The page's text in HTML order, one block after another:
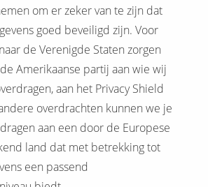
om er zeker van te zijn dat
goed beveiligd zijn. Voor
de Verenigde Staten zorgen
Amerikaanse partij aan wie wij
aan het Privacy Shield
overdrachten kunnen we je
aan een door de Europese
land dat met betrekking tot
een passend